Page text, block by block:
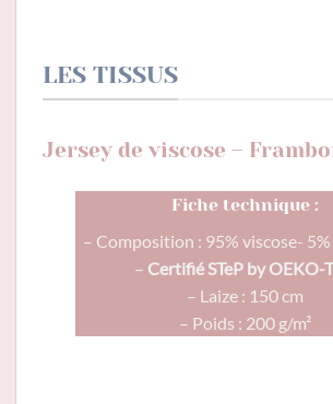
LES TISSUS
Jersey de viscose –
Fiche technique :
– Composition : 95% viscose-
– Certifié STeP by OEKO-
– Laize : 150 cm
– Poids : 200 g/m²